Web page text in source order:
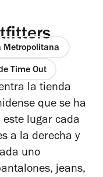
Metropolitana
Time Out
la tienda
que se ha
lugar cada
a la derecha y
uno
jeans,